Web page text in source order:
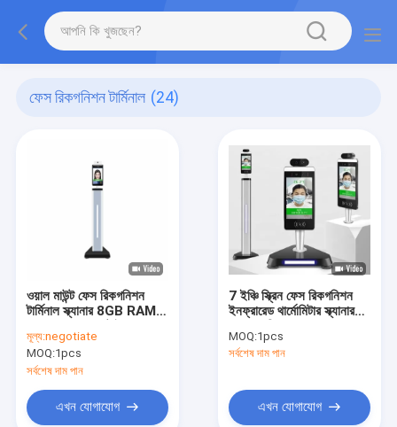
ফেস রিকগনিশন টার্মিনাল (24)
ওয়াল মাউন্ট ফেস রিকগনিশন
টার্মিনাল স্ক্যানার 8GB RAM
মূল্য:negotiate
MOQ:1pcs
সর্বশেষ দাম পান
এখন যোগাযোগ
7 ইঞ্চি স্ক্রিন ফেস রিকগনিশন
ইনফ্রারেড থার্মোমিটার স্ক্যানার
MOQ:1pcs
সর্বশেষ দাম পান
এখন যোগাযোগ